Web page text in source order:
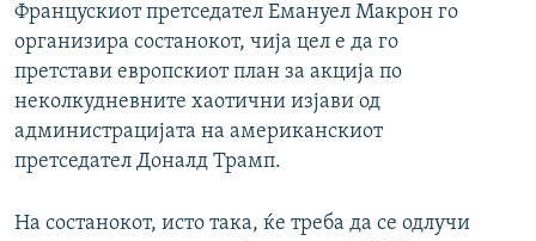
Францускиот претседател Емануел Макрон го
организира состанокот, чија цел е да го
претстави европскиот план за акција по
неколкудневните хаотични изјави од
администрацијата на американскиот
претседател Доналд Трамп.
На состанокот, исто така, ќе треба да се одлучи